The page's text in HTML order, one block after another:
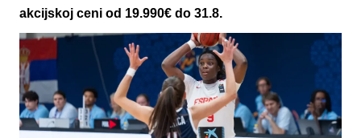
akcijskoj ceni od 19.990€ do 31.8.